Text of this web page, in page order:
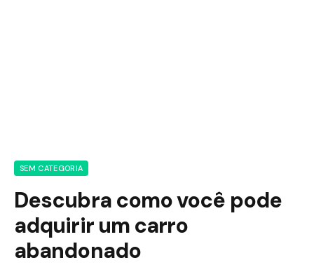
SEM CATEGORIA
Descubra como você pode
adquirir um carro
abandonado